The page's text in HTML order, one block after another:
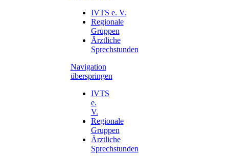
IVTS e. V.
Regionale
Gruppen
Ärztliche
Sprechstunden
Navigation
überspringen
IVTS
e.
V.
Regionale
Gruppen
Ärztliche
Sprechstunden